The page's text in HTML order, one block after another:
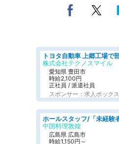
株式会社テクノスマイル
愛知県 豊田市
時給2,100円
正社員 / 派遣社員
スポンサー：求人ボックス
中国料理敦煌
広島県 広島市
時給1,150円～